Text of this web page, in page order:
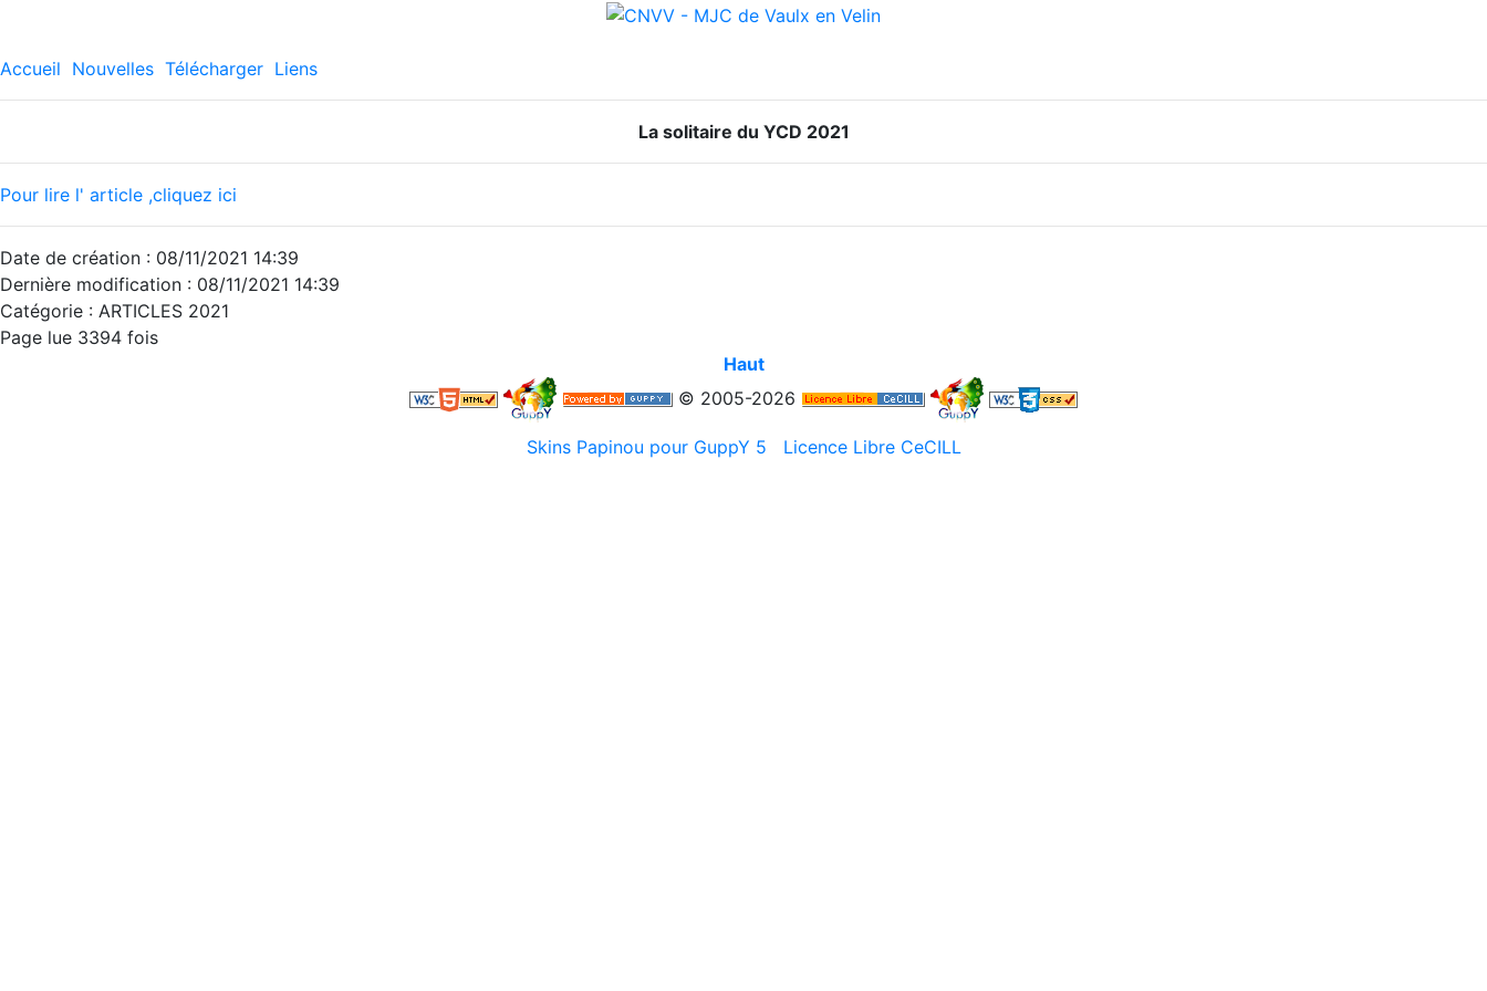
Accueil Nouvelles Télécharger Liens
La solitaire du YCD 2021
Pour lire l' article ,cliquez ici
Date de création : 08/11/2021 14:39
Dernière modification : 08/11/2021 14:39
Catégorie : ARTICLES 2021
Page lue 3394 fois
Haut
© 2005-2026
Skins Papinou pour GuppY 5 Licence Libre CeCILL